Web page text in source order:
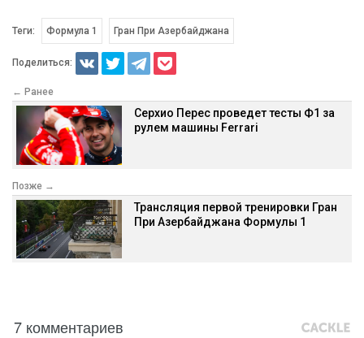
Теги: Формула 1 Гран При Азербайджана
Поделиться:
← Ранее
Серхио Перес проведет тесты Ф1 за
рулем машины Ferrari
Позже →
Трансляция первой тренировки Гран
При Азербайджана Формулы 1
7 комментариев